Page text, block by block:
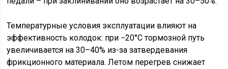
Температурные условия эксплуатации влияют на
эффективность колодок: при −20°C тормозной путь
увеличивается на 30–40% из-за затвердевания
фрикционного материала. Летом перегрев снижает